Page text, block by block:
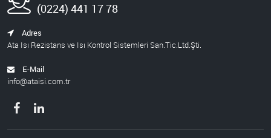
(0224) 441 17 78
Adres
Ata Isı Rezistans ve Isı Kontrol Sistemleri San.Tic.Ltd.Şti.
E-Mail
info@ataisi.com.tr